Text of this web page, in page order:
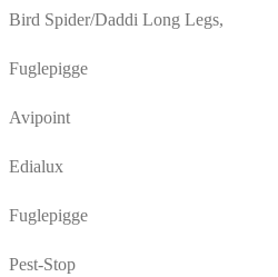
Bird Spider/Daddi Long Legs,
Fuglepigge
Avipoint
Edialux
Fuglepigge
Pest-Stop